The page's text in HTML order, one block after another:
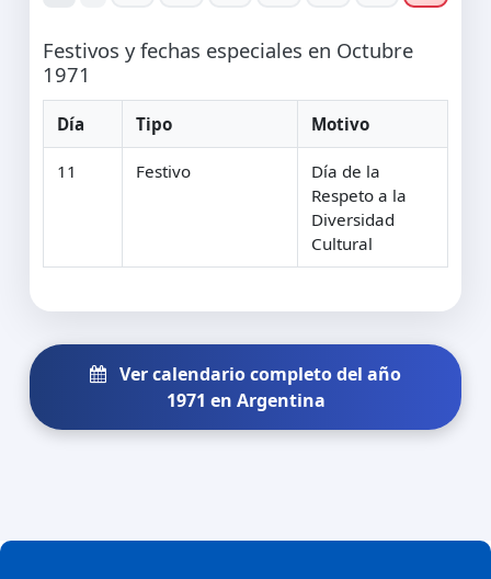
Festivos y fechas especiales en Octubre
1971
Día Tipo Motivo
11 Festivo
Día de la
Respeto a la
Diversidad
Cultural
Ver calendario completo del año
1971 en Argentina